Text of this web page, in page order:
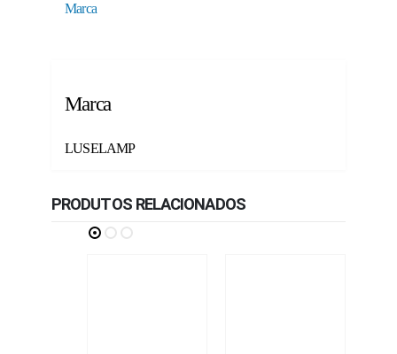
Marca
Marca
LUSELAMP
PRODUTOS RELACIONADOS